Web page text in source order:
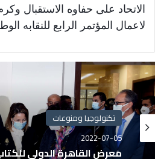
الاتحاد على حفاوه الاستقبال
لاعمال المؤتمر الرابع للنقابه
تكنولوجيا ومنوعات
2022-07-05
معرض القاهرة الدولي